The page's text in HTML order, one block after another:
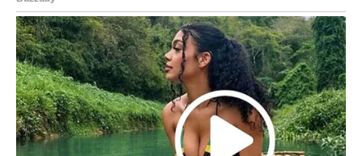
U martu Bik donosi odluku:
„Ili si tu – ili nisi.“
Ako si u vezi:
Mart donosi stabilizaciju. Ali i test.